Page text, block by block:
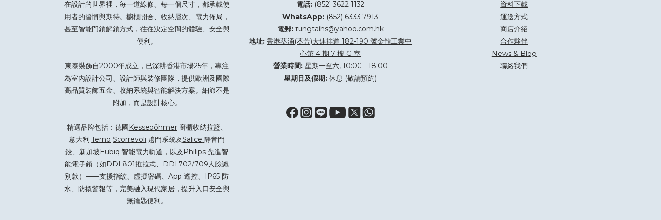
在設計的世界裡，每一道線條、每一個尺寸，都承載使
用者的習慣與期待。櫥櫃開合、收納層次、電力佈局，
甚至智能門鎖解鎖方式，往往決定空間的體驗、安全與
便利。
東泰裝飾自2000年成立，已深耕香港市場25年，專注
為室內設計公司、設計師與裝修團隊，提供歐洲及國際
高品質裝飾五金、收納系統與智能解決方案。細節不是
附加，而是設計核心。
精選品牌包括：德國Kesseböhmer 廚櫃收納拉籃、
意大利Terno Scorrevoli 趟門系統及Salice 靜音門
鉸、新加坡Eubiq 智能電力軌道，以及 Philips先進智
能電子鎖（如DDL801推拉式、DDL702/709人臉識
別款）——支援指紋、虛擬密碼、App 遙控、IP65 防
水、防撬警報等，完美融入現代家居，提升入口安全與
無鑰匙便利。
電話:(852) 3622 1132
WhatsApp: (852) 6333 7913
電郵: tungtaihs@yahoo.com.hk
地址: 香港葵涌(葵芳)大連排道 182-190 號金龍工業中
心第 4 期 7 樓 G 室
營業時間:星期一至六, 10:00 - 18:00
星期日及假期: 休息 (敬請預約)
資料下載
運送方式
商店介紹
合作夥伴
News & Blog
聯絡我們